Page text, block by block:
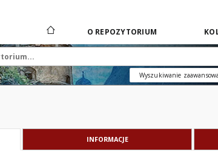
O REPOZYTORIUM
Wyszukiwanie
INFORMACJE